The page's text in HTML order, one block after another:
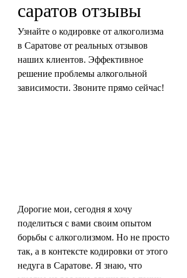
саратов отзывы
Узнайте о кодировке от алкоголизма
в Саратове от реальных отзывов
наших клиентов. Эффективное
решение проблемы алкогольной
зависимости. Звоните прямо сейчас!
Дорогие мои, сегодня я хочу
поделиться с вами своим опытом
борьбы с алкоголизмом. Но не просто
так, а в контексте кодировки от этого
недуга в Саратове. Я знаю, что